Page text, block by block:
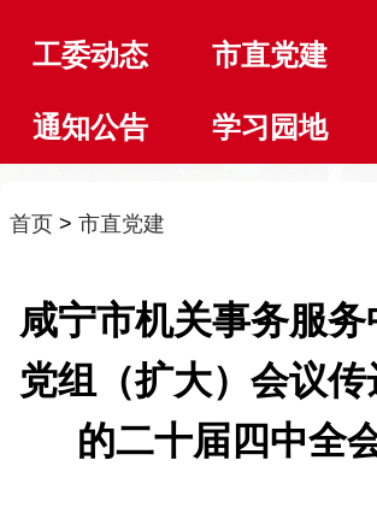
工委动态 市直党建
通知公告 学习园地
首页 > 市直党建
咸宁市机关事务服
党组（扩大）会议
的二十届四中全